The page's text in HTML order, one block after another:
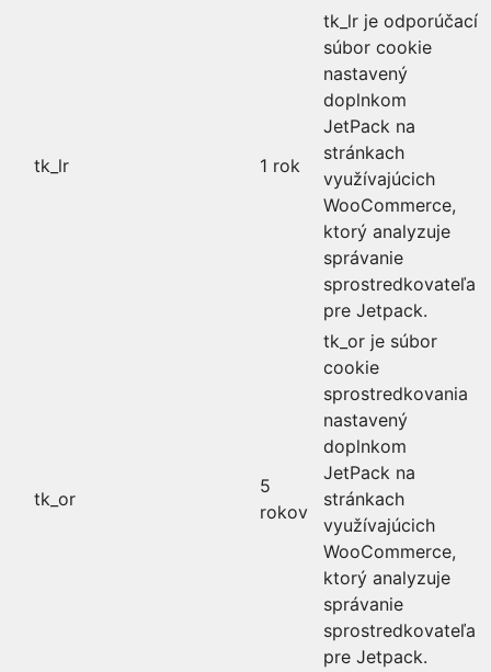
tk_lr 1 rok
tk_lr je odporúčací
súbor cookie
nastavený
doplnkom
JetPack na
stránkach
využívajúcich
WooCommerce,
ktorý analyzuje
správanie
sprostredkovateľa
pre Jetpack.
tk_or
5
rokov
tk_or je súbor
cookie
sprostredkovania
nastavený
doplnkom
JetPack na
stránkach
využívajúcich
WooCommerce,
ktorý analyzuje
správanie
sprostredkovateľa
pre Jetpack.